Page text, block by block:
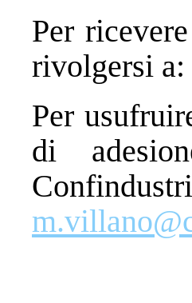
Per
rivolgersi a:
Per
di